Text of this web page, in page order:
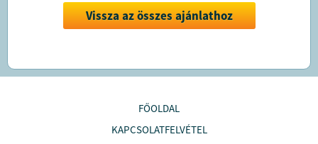
Vissza az összes ajánlathoz
FŐOLDAL
KAPCSOLATFELVÉTEL